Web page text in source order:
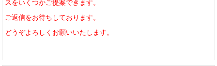
スをいくつかご提案できます。
ご返信をお待ちしております。
どうぞよろしくお願いいたします。